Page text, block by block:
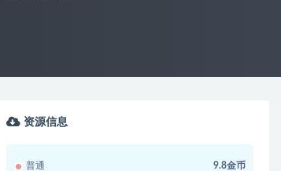
资源信息
普通 9.8金币